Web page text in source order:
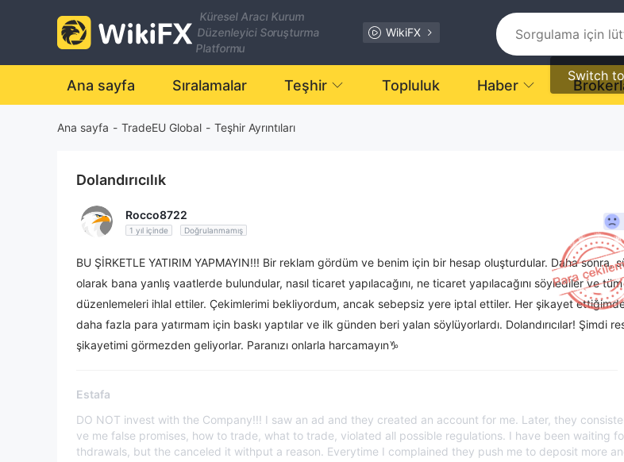
Küresel Aracı Kurum
Düzenleyici Soruşturma
Platformu
WikiFX
Switch
Ana sayfa Sıralamalar Teşhir Topluluk Haber
Ana sayfa - TradeEU Global - Teşhir Ayrıntıları
Dolandırıcılık
Rocco8722
1 yıl içinde Doğrulanmamış
BU ŞİRKETLE YATIRIM YAPMAYIN!!! Bir reklam gördüm ve benim için bir hesap oluşturdular. Daha sonra,
olarak bana yanlış vaatlerde bulundular, nasıl ticaret yapılacağını, ne ticaret yapılacağını söylediler ve tüm
düzenlemeleri ihlal ettiler. Çekimlerimi bekliyordum, ancak sebepsiz yere iptal ettiler. Her şikayet
daha fazla para yatırmam için baskı yaptılar ve ilk günden beri yalan söylüyorlardı. Dolandırıcılar! Şimdi
şikayetimi görmezden geliyorlar. Paranızı onlarla harcamayın♑
Estafa
DO NOT invest with the Company!!! I saw an ad and they created an account for me. Later, they
ve me false promises, how to trade, what to trade, violated all possible regulations. I have been waiting
thdrawals, but the canceled it withput a reason. Everytime I complained they push me to deposit more